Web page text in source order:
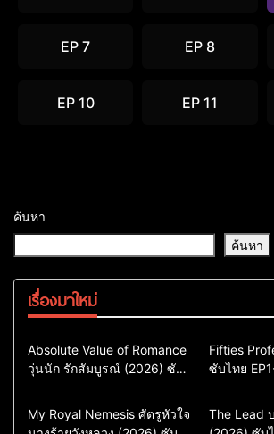
EP 7 EP 8
EP 10 EP 11
ค้นหา
ค้นหา
เรื่องมาใหม่
Comedy
Drama
ซีรี่ย์เกาหลี
ซีรี่ย์เกาหลีพากย์ไทย
Absolute Value of Romance
วุ่นนัก รักสัมบูรณ์ (2026) ซับ
Action &
Comedy
ซีรี่ย์เกาหลีซั
Fifties
ซับไทย
Comedy
Drama
My Royal Nemesis ศัตรูหัวใจ
Drama
The Lead